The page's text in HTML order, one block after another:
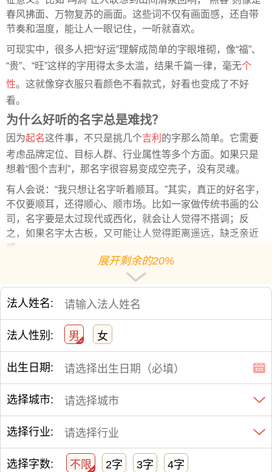
春风拂面、万物复苏的画面。这些词不仅有画面感，还自带
节奏和温度，能让人一眼记住，一听就喜欢。
可现实中，很多人把“好运”理解成简单的字眼堆砌，像“福”、
“贵”、“旺”这样的字用得太多太滥，结果千篇一律，毫无个
性。这就像穿衣服只看颜色不看款式，好看也变成了不好
看。
为什么好听的名字总是难找？
因为起名这件事，不只是挑几个吉利 的字那么简单。它需要
考虑品牌定位、目标人群、行业属性等多个方面。如果只是
想着“图个吉利”，那名字很容易变成空壳子，没有灵魂。
有人会说：“我只想让名字听着顺耳。”其实，真正的好名字，
不仅要顺耳，还得顺心、顺市场。比如一家做传统书画的公
司，名字要是太过现代或西化，就会让人觉得不搭调；反
之，如果名字太古板，又可能让人觉得距离遥远，缺乏亲近
感。
如何起一个既有文化又有传播力的名字？
关键在于找到平衡点。我们可以从传统文化中提取意象，再
结合现代语言的节奏和韵律来设计。比如先确定公司的核心
方向，是从戏剧、非遗、还是书画出发，从中挑选出具有代
表性的词语，再搭配上朗朗上口的音节。
比如“云台”二字，既有高山远望的意境，又简洁有力；“墨语”
则像是在纸上低语，充满文气。再比如“听风”、“观雪”、“拾
光”等词，都蕴含着诗意与美感。
最后，还可以通过小范围测试，看看这个名字是否能让目标
人群产生共鸣。如果大多数人觉得既熟悉又高雅，那就说明
这个名字符合了心理预期。
名字虽小， 影响却大。它是一个品牌的起点，也是文化的落
展开剩余的20%
法人姓名:
法人性别: 男 女
出生日期:
选择城市:
选择行业:
选择字数: 不限 2字 3字 4字